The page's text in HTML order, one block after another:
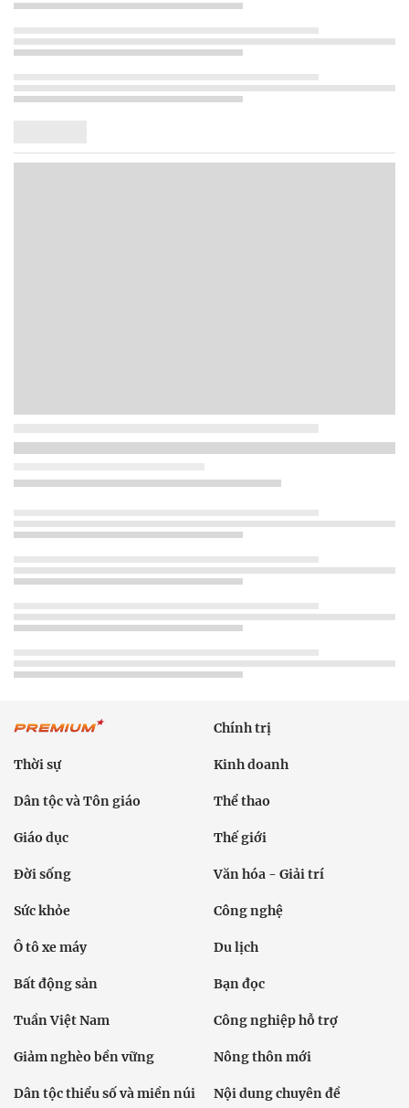
Chính trị
Thời sự Kinh doanh
Dân tộc và Tôn giáo Thể thao
Giáo dục Thế giới
Đời sống Văn hóa - Giải trí
Sức khỏe Công nghệ
Ô tô xe máy Du lịch
Bất động sản Bạn đọc
Tuần Việt Nam Công nghiệp hỗ trợ
Giảm nghèo bền vững Nông thôn mới
Dân tộc thiểu số và miền núi Nội dung chuyên đề